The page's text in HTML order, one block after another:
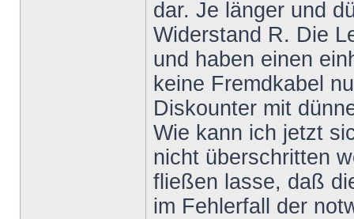
dar. Je länger und
Widerstand R. Die
und haben einen
keine Fremdkabel
Diskounter mit
Wie kann ich jetzt
nicht überschritten
fließen lasse, daß
im Fehlerfall der